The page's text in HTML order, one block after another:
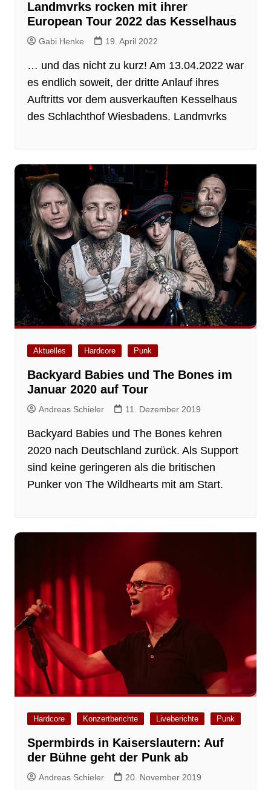
Landmvrks rocken mit ihrer
European Tour 2022 das Kesselhaus
Gabi Henke 19. April 2022
… und das nicht zu kurz! Am 13.04.2022 war
es endlich soweit, der dritte Anlauf ihres
Auftritts vor dem ausverkauften Kesselhaus
des Schlachthof Wiesbadens. Landmvrks
Aktuelles Hardcore Punk
Backyard Babies und The Bones im
Januar 2020 auf Tour
Andreas Schieler 11. Dezember 2019
Backyard Babies und The Bones kehren
2020 nach Deutschland zurück. Als Support
sind keine geringeren als die britischen
Punker von The Wildhearts mit am Start.
Hardcore Konzertberichte Liveberichte Punk
Spermbirds in Kaiserslautern: Auf
der Bühne geht der Punk ab
Andreas Schieler 20. November 2019